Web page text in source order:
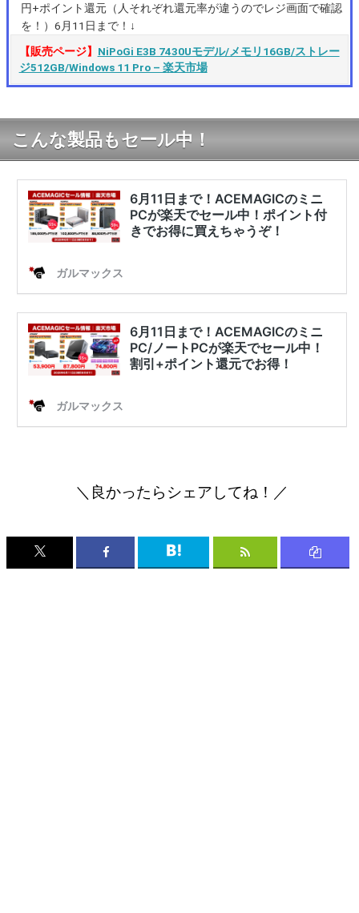
円+ポイント還元（人それぞれ還元率が違うのでレジ画面で確認
を！）6月11日まで！↓
【販売ページ】 NiPoGi E3B 7430Uモデル/メモリ16GB/ストレー
ジ512GB/Windows 11 Pro – 楽天市場
こんな製品もセール中！
＼良かったらシェアしてね！／